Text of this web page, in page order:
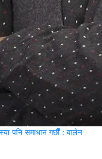
पनि समाधान गर्छौं : बालेन